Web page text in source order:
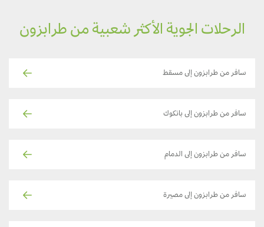
الرحلات الجوية الأكثر شعبية من طرابزون
سافر من طرابزون إلى مسقط
سافر من طرابزون إلى بانكوك
سافر من طرابزون إلى الدمام
سافر من طرابزون إلى مصيرة